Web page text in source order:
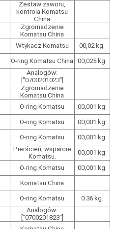
Zestaw zaworu,
kontrola Komatsu
China
Zgromadzenie
Komatsu China
Wtykacz Komatsu 00,02 kg.
O-ring Komatsu China
00,025 kg.
Analogów:
["0700201023"]
Zgromadzenie
Komatsu China
O-ring Komatsu 00,001 kg.
O-ring Komatsu 00,001 kg.
O-ring Komatsu 00,001 kg.
Pierścień, wsparcie
Komatsu.
00,001 kg.
O-ring Komatsu 00,001 kg.
Komatsu China
O-ring Komatsu
0.36 kg.
Analogów:
["0700201823"]